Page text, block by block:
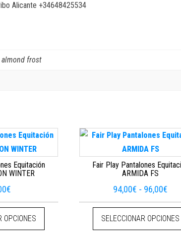
Alicante +34648425534
almond frost
Equitación
WINTER
€
OPCIONES
Este producto tiene múltiples variantes.
Fair Play Pantalones
ARMIDA FS
94,00€ - 96,00€
SELECCIONAR OPCIONES